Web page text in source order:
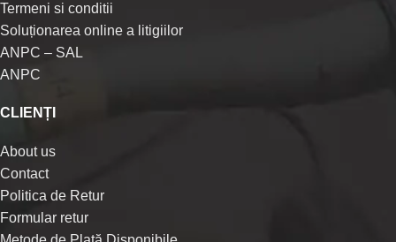
Termeni si conditii
Soluționarea online a litigiilor
ANPC – SAL
ANPC
CLIENȚI
About us
Contact
Politica de Retur
Formular retur